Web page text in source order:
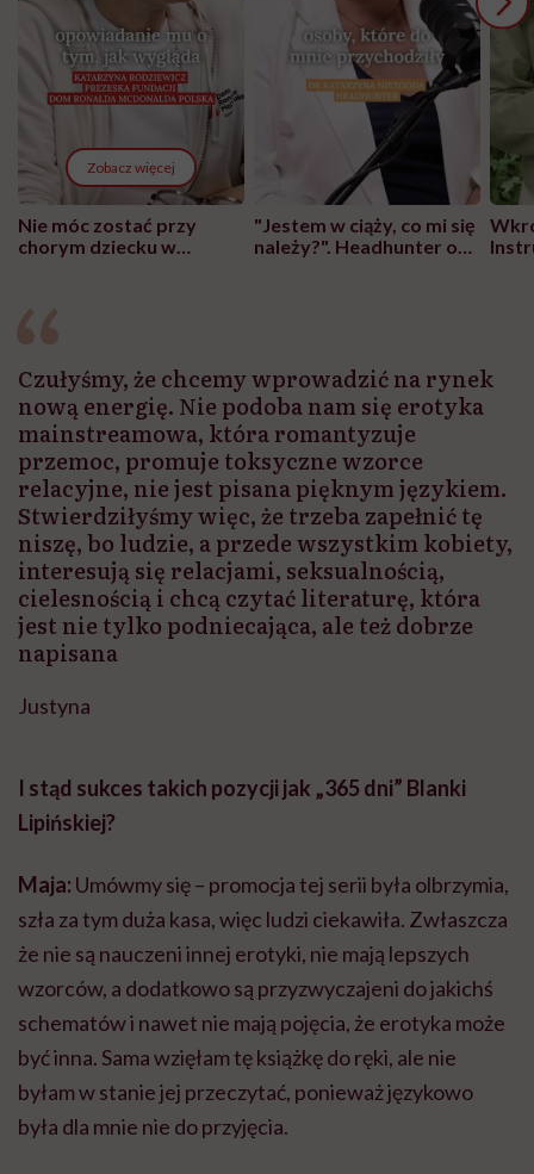
Zobacz więcej
Nie móc zostać przy
chorym dziecku w
"Jestem w ciąży, co mi się
należy?". Headhunter o
Czułyśmy, że chcemy wprowadzić na rynek
nową energię. Nie podoba nam się erotyka
mainstreamowa, która romantyzuje
przemoc, promuje toksyczne wzorce
relacyjne, nie jest pisana pięknym językiem.
Stwierdziłyśmy więc, że trzeba zapełnić tę
niszę, bo ludzie, a przede wszystkim kobiety,
interesują się relacjami, seksualnością,
cielesnością i chcą czytać literaturę, która
jest nie tylko podniecająca, ale też dobrze
napisana
Justyna
I stąd sukces takich pozycji jak „365 dni” Blanki
Lipińskiej?
Maja: Umówmy się – promocja tej serii była olbrzymia,
szła za tym duża kasa, więc ludzi ciekawiła. Zwłaszcza
że nie są nauczeni innej erotyki, nie mają lepszych
wzorców, a dodatkowo są przyzwyczajeni do jakichś
schematów i nawet nie mają pojęcia, że erotyka może
być inna. Sama wzięłam tę książkę do ręki, ale nie
byłam w stanie jej przeczytać, ponieważ językowo
była dla mnie nie do przyjęcia.